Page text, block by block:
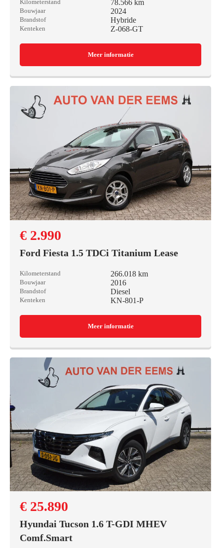
Kilometerstand 78.566 km
Bouwjaar 2024
Brandstof Hybride
Kenteken Z-068-GT
Meer informatie
€ 2.990
Ford Fiesta 1.5 TDCi Titanium Lease
Kilometerstand 266.018 km
Bouwjaar 2016
Brandstof Diesel
Kenteken KN-801-P
Meer informatie
€ 25.890
Hyundai Tucson 1.6 T-GDI MHEV
Comf.Smart